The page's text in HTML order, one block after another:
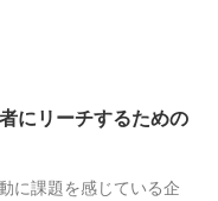
にリーチするための
に課題を感じている企